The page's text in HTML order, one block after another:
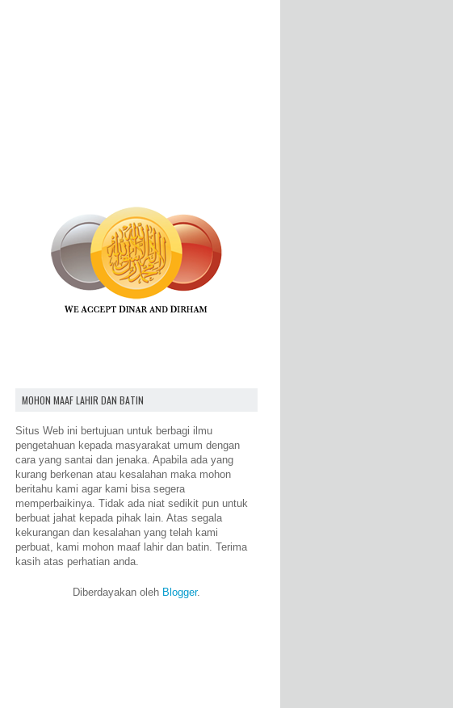
MOHON MAAF LAHIR DAN BATIN
Situs Web ini bertujuan untuk berbagi ilmu
pengetahuan kepada masyarakat umum dengan
cara yang santai dan jenaka. Apabila ada yang
kurang berkenan atau kesalahan maka mohon
beritahu kami agar kami bisa segera
memperbaikinya. Tidak ada niat sedikit pun untuk
berbuat jahat kepada pihak lain. Atas segala
kekurangan dan kesalahan yang telah kami
perbuat, kami mohon maaf lahir dan batin. Terima
kasih atas perhatian anda.
Diberdayakan oleh Blogger.